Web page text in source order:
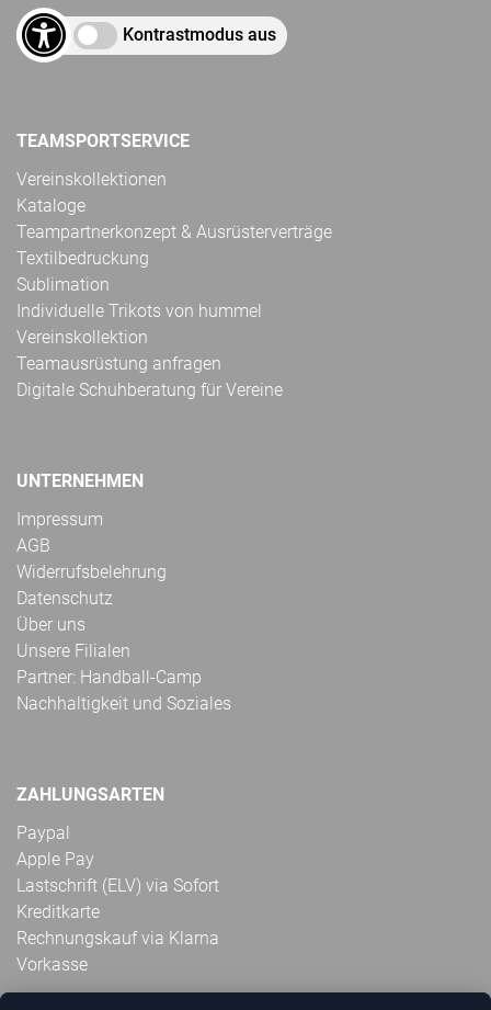
Kontrastmodus aus
TEAMSPORTSERVICE
Vereinskollektionen
Kataloge
Teampartnerkonzept & Ausrüsterverträge
Textilbedruckung
Sublimation
Individuelle Trikots von hummel
Vereinskollektion
Teamausrüstung anfragen
Digitale Schuhberatung für Vereine
UNTERNEHMEN
Impressum
AGB
Widerrufsbelehrung
Datenschutz
Über uns
Unsere Filialen
Partner: Handball-Camp
Nachhaltigkeit und Soziales
ZAHLUNGSARTEN
Paypal
Apple Pay
Lastschrift (ELV) via Sofort
Kreditkarte
Rechnungskauf via Klarna
Vorkasse